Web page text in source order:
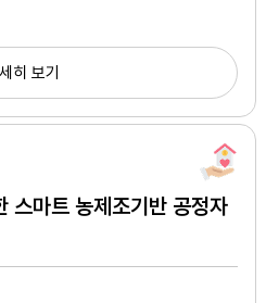
히 보기
스마트 농제조기반 공정자